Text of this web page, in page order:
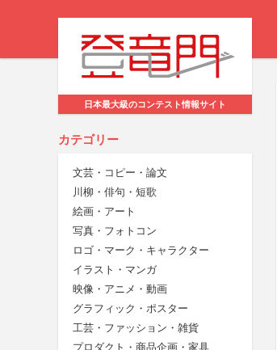
日本最大級のコンテスト情報サイト
カテゴリー
文芸・コピー・論文
川柳・俳句・短歌
絵画・アート
写真・フォトコン
ロゴ・マーク・キャラクター
イラスト・マンガ
映像・アニメ・動画
グラフィック・ポスター
工芸・ファッション・雑貨
プロダクト・商品企画・家具